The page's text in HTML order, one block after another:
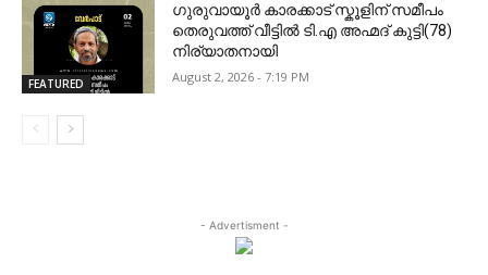
FEATURED
ഗുരുവായൂർ കാരക്കാട് സ്കൂളിന് സമീപം
തെരുവത്ത് വീട്ടിൽ ടി.എ അഹ്മദ് കുട്ടി(78)
നിര്യാതനായി
August 2, 2026 - 7:19 PM
- Advertisment -